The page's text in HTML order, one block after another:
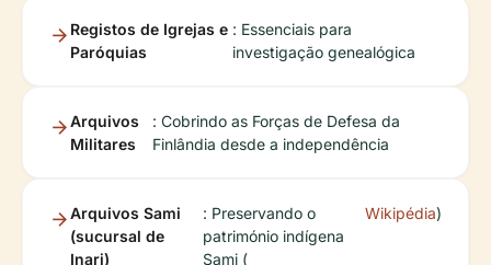
Registos de Igrejas e
Paróquias
: Essenciais para
investigação genealógica
Arquivos
Militares
: Cobrindo as Forças de Defesa da
Finlândia desde a independência
Arquivos Sami
(sucursal de
Inari)
: Preservando o
património indígena
Sami (
Wikipédia)